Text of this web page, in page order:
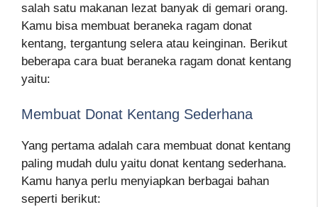
salah satu makanan lezat banyak di gemari orang.
Kamu bisa membuat beraneka ragam donat
kentang, tergantung selera atau keinginan. Berikut
beberapa cara buat beraneka ragam donat kentang
yaitu:
Membuat Donat Kentang Sederhana
Yang pertama adalah cara membuat donat kentang
paling mudah dulu yaitu donat kentang sederhana.
Kamu hanya perlu menyiapkan berbagai bahan
seperti berikut: